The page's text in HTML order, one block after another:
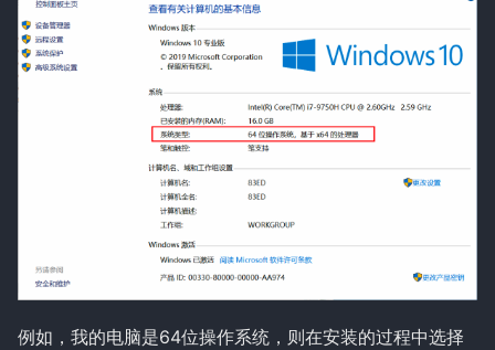
例如，我的电脑是64位操作系统，则在安装的过程中选择